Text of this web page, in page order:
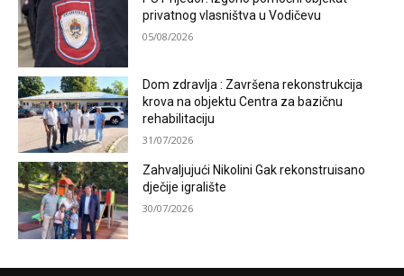
privatnog vlasništva u Vodičevu
05/08/2026
Dom zdravlja : Završena rekonstrukcija
krova na objektu Centra za bazičnu
rehabilitaciju
31/07/2026
Zahvaljujući Nikolini Gak rekonstruisano
dječije igralište
30/07/2026